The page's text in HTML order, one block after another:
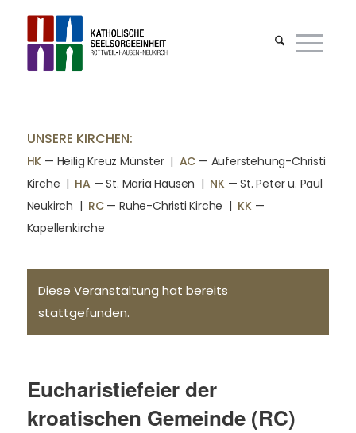
UNSERE KIRCHEN:
HK — Heilig Kreuz Münster | AC — Auferstehung-Christi
Kirche | HA — St. Maria Hausen | NK— St. Peter u. Paul
Neukirch | RC— Ruhe-Christi Kirche | KK—
Kapellenkirche
Diese Veranstaltung hat bereits
stattgefunden.
Eucharistiefeier der
kroatischen Gemeinde (RC)